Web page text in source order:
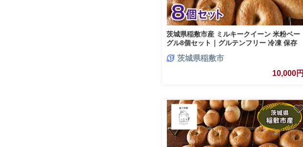
茨城県稲敷市産 ミルキークイーン 米粉ベー
グル8個セット｜グルテンフリー 冷凍 保存
茨城県稲敷市
10,000円